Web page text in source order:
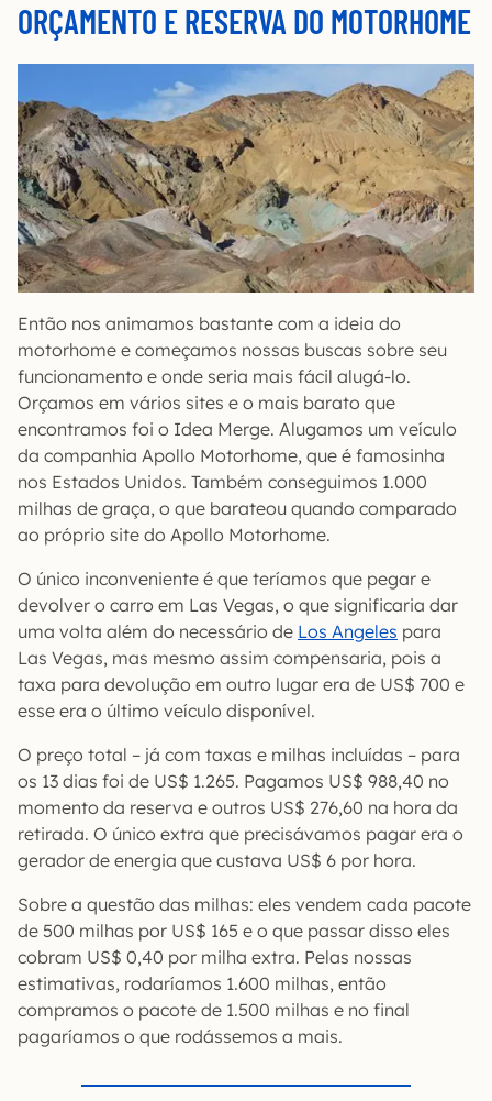
ORÇAMENTO E RESERVA DO MOTORHOME
Então nos animamos bastante com a ideia do
motorhome e começamos nossas buscas sobre seu
funcionamento e onde seria mais fácil alugá-lo.
Orçamos em vários sites e o mais barato que
encontramos foi o Idea Merge. Alugamos um veículo
da companhia Apollo Motorhome, que é famosinha
nos Estados Unidos. Também conseguimos 1.000
milhas de graça, o que barateou quando comparado
ao próprio site do Apollo Motorhome.
O único inconveniente é que teríamos que pegar e
devolver o carro em Las Vegas, o que significaria dar
uma volta além do necessário de Los Angeles para
Las Vegas, mas mesmo assim compensaria, pois a
taxa para devolução em outro lugar era de US$ 700 e
esse era o último veículo disponível.
O preço total – já com taxas e milhas incluídas – para
os 13 dias foi de US$ 1.265. Pagamos US$ 988,40 no
momento da reserva e outros US$ 276,60 na hora da
retirada. O único extra que precisávamos pagar era o
gerador de energia que custava US$ 6 por hora.
Sobre a questão das milhas: eles vendem cada pacote
de 500 milhas por US$ 165 e o que passar disso eles
cobram US$ 0,40 por milha extra. Pelas nossas
estimativas, rodaríamos 1.600 milhas, então
compramos o pacote de 1.500 milhas e no final
pagaríamos o que rodássemos a mais.